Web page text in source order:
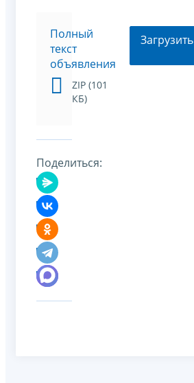
Полный
текст
объявления
ZIP (101
КБ)
Загрузить
Поделиться: